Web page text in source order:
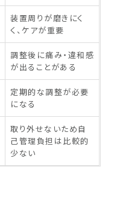
装置周りが磨きにく
く、ケアが重要
調整後に痛み・違和感
が出ることがある
定期的な調整が必要
になる
取り外せないため自
己管理負担は比較的
少ない